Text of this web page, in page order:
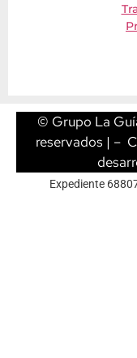
© Grupo La
reservados | –
Expediente